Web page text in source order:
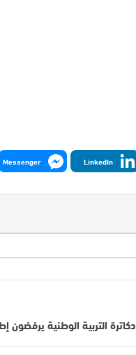
LinkedIn
Messenger
دكاترة التربية الوطنية